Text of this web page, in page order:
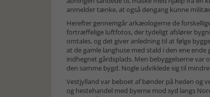
anmelder tænke, at også dengang kunne
Herefter gennemgår arkæologerne de
fortræffelige luftfotos, der tydeligt afslører
omtales, og det giver anledning til at følge
at de gamle langhuse med stald i den ene
indhegnet gårdsplads. Men bebyggelserne
den samme bygd. Nogle udviklede sig til
Vestjylland var beboet af bønder på heden og
og hestehandel med byerne mod syd langs